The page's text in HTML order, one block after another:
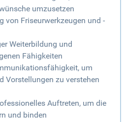
umzusetzen
von Friseurwerkzeugen und -
Weiterbildung und
Fähigkeiten
um
Vorstellungen zu verstehen
Auftreten, um die
und binden